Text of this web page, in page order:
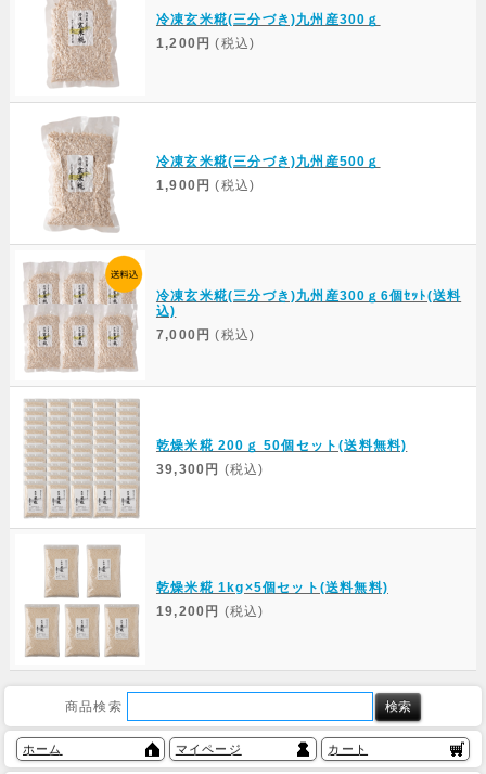
冷凍玄米糀(三分づき)九州産300ｇ
1,200円 (税込)
冷凍玄米糀(三分づき)九州産500ｇ
1,900円 (税込)
冷凍玄米糀(三分づき)九州産300ｇ6個ｾｯﾄ(送料
込)
7,000円 (税込)
乾燥米糀 200ｇ 50個セット(送料無料)
39,300円 (税込)
乾燥米糀 1kg×5個セット(送料無料)
19,200円 (税込)
商品検索
ホーム マイページ カート